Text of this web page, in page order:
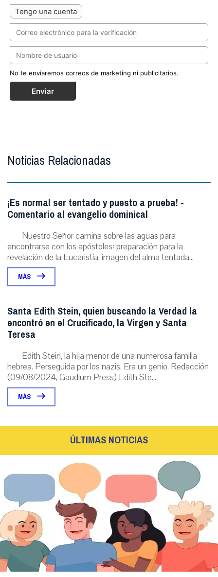
Tengo una cuenta
No te enviaremos correos de marketing ni publicitarios.
Enviar
Noticias Relacionadas
¡Es normal ser tentado y puesto a prueba! -
Comentario al evangelio dominical
Nuestro Señor camina sobre las aguas para
encontrarse con los apóstoles: preparación para la
revelación de la Eucaristía, imagen del alma tentada...
MÁS
Santa Edith Stein, quien buscando la Verdad la
encontró en el Crucificado, la Virgen y Santa
Teresa
Edith Stein, la hija menor de una numerosa familia
hebrea. Perseguida por los nazis. Era un genio. Redacción
(09/08/2024, Gaudium Press) Edith Ste...
MÁS
ÚLTIMAS NOTICIAS